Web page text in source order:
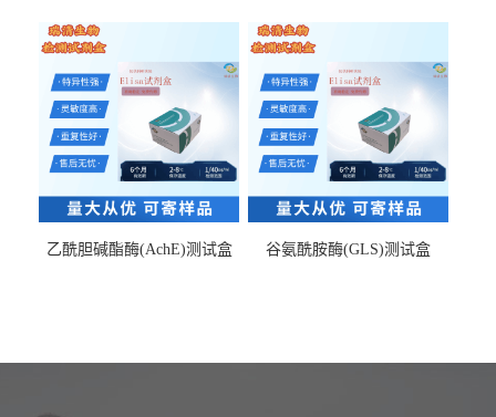
乙酰胆碱酯酶(AchE)测试盒 谷氨酰胺酶(GLS)测试盒